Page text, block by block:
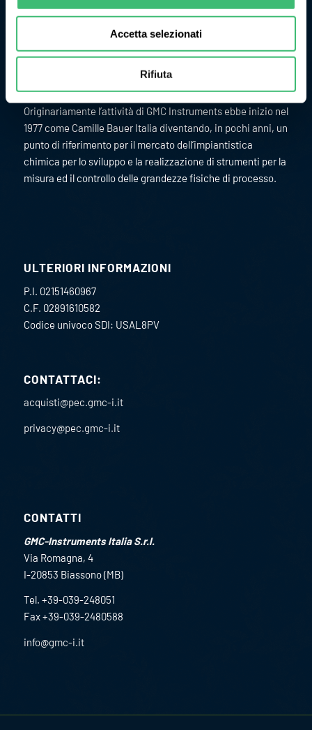
Accetta selezionati
Rifiuta
CHI SIAMO
La GMC Instruments Italia è la filiale italiana del gruppo
tedesco/svizzeroGMC-Instruments GmbH, ed opera nel
settore della misura e del controllo industriale. Fa parte di
Originariamente l’attività di GMC Instruments ebbe inizio nel
1977 come Camille Bauer Italia diventando, in pochi anni, un
punto di riferimento per il mercato dell’impiantistica
chimica per lo sviluppo e la realizzazione di strumenti per la
misura ed il controllo delle grandezze fisiche di processo.
ULTERIORI INFORMAZIONI
P.I. 02151460967
C.F. 02891610582
Codice univoco SDI: USAL8PV
CONTATTACI:
acquisti@pec.gmc-i.it
privacy@pec.gmc-i.it
CONTATTI
GMC-Instruments Italia S.r.l.
Via Romagna, 4
I-20853 Biassono (MB)
Tel. +39-039-248051
Fax +39-039-2480588
info@gmc-i.it